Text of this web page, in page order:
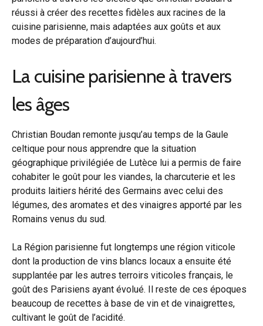
réussi à créer des recettes fidèles aux racines de la
cuisine parisienne, mais adaptées aux goûts et aux
modes de préparation d’aujourd’hui.
La cuisine parisienne à travers
les âges
Christian Boudan remonte jusqu’au temps de la Gaule
celtique pour nous apprendre que la situation
géographique privilégiée de Lutèce lui a permis de faire
cohabiter le goût pour les viandes, la charcuterie et les
produits laitiers hérité des Germains avec celui des
légumes, des aromates et des vinaigres apporté par les
Romains venus du sud.
La Région parisienne fut longtemps une région viticole
dont la production de vins blancs locaux a ensuite été
supplantée par les autres terroirs viticoles français, le
goût des Parisiens ayant évolué. Il reste de ces époques
beaucoup de recettes à base de vin et de vinaigrettes,
cultivant le goût de l’acidité.